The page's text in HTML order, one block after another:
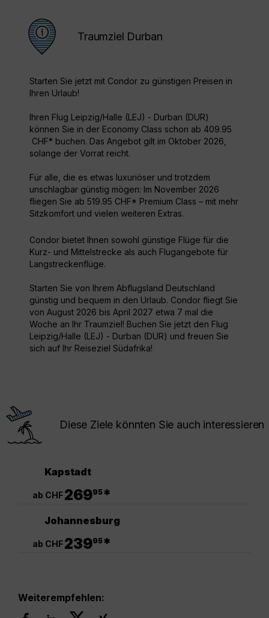
Traumziel Durban
Starten Sie jetzt mit Condor zu günstigen Preisen in
Ihren Urlaub!
Ihren Flug Leipzig/Halle (LEJ) - Durban (DUR)
können Sie in der Economy Class schon ab 409.95
CHF* buchen. Das Angebot gilt im Oktober 2026,
solange der Vorrat reicht.
Für alle, die es etwas luxuriöser und trotzdem
unschlagbar günstig mögen: Im November 2026
fliegen Sie ab 519.95 CHF* Premium Class – mit mehr
Sitzkomfort und vielen weiteren Extras.
Condor bietet Ihnen sowohl günstige Flüge für die
Kurz- und Mittelstrecke als auch Flugangebote für
Langstreckenflüge.
Starten Sie von Ihrem Abflugsland Deutschland
günstig und bequem in den Urlaub. Condor fliegt Sie
von August 2026 bis April 2027 etwa 7 mal die
Woche an Ihr Traumziel! Buchen Sie jetzt den Flug
Leipzig/Halle (LEJ) - Durban (DUR) und freuen Sie
sich auf Ihr Reiseziel Südafrika!
Diese Ziele könnten Sie auch interessieren
Kapstadt
ab CHF26995*
Johannesburg
ab CHF23995*
Weiterempfehlen: